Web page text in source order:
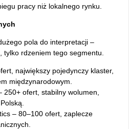
pracy niż lokalnego rynku.
pola do interpretacji –
rdzeniem tego segmentu.
największy pojedynczy klaster,
międzynarodowym.
ofert, stabilny wolumen,
– 80–100 ofert, zaplecze